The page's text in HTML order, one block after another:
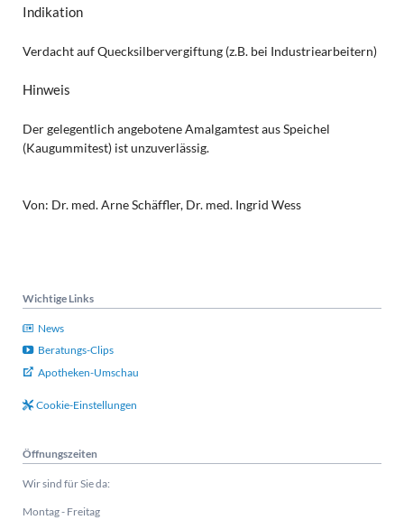
Indikation
Verdacht auf Quecksilbervergiftung (z.B. bei Industriearbeitern)
Hinweis
Der gelegentlich angebotene Amalgamtest aus Speichel
(Kaugummitest) ist unzuverlässig.
Von: Dr. med. Arne Schäffler, Dr. med. Ingrid Wess
Wichtige Links
News
Beratungs-Clips
Apotheken-Umschau
Cookie-Einstellungen
Öffnungszeiten
Wir sind für Sie da:
Montag - Freitag